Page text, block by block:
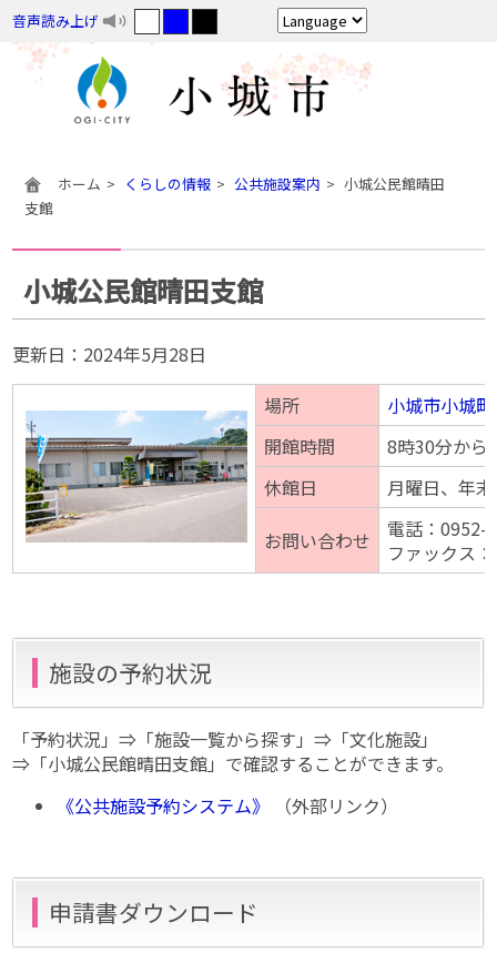
音声読み上げ
ホーム くらしの情報 公共施設案内
小城公民館晴田
支館
小城公民館晴田支館
更新日： 2024年5月28日
場所
小城市小城
開館時間
8時30分から
休館日
月曜日、年
お問い合わせ
電話：0952-
ファックス
施設の予約状況
「予約状況」⇒「施設一覧から探す」⇒「文化施設」
⇒「小城公民館晴田支館」で確認することができます。
《公共施設予約システム》
（外部リンク）
申請書ダウンロード